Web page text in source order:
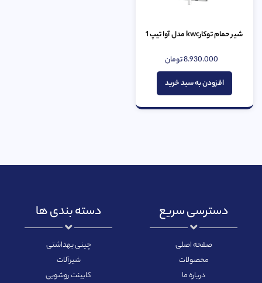
شیر حمام توکارkwc مدل آوا تیپ 1
امتیاز
0
از
5
8.930.000تومان
افزودن به سبد خرید
دسترسی سریع
صفحه اصلی
محصولات
درباره ما
دسته بندی ها
چینی بهداشتی
شیرآلات
کابینت روشویی